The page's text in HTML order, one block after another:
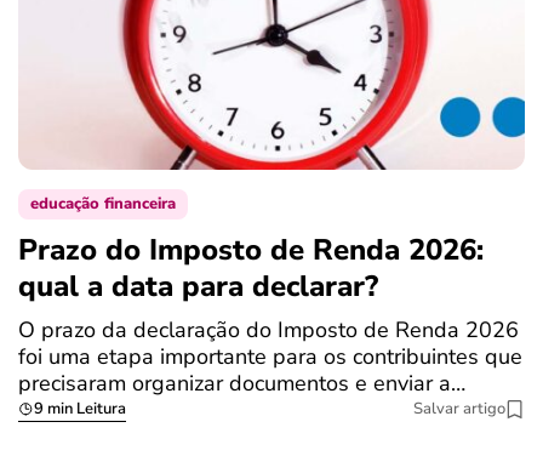
educação financeira
Prazo do Imposto de Renda 2026:
qual a data para declarar?
O prazo da declaração do Imposto de Renda 2026
foi uma etapa importante para os contribuintes que
precisaram organizar documentos e enviar a…
9 min Leitura Salvar artigo